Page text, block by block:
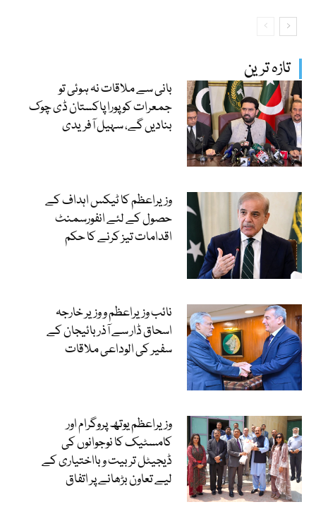
تازہ ترین
بانی سے ملاقات نہ ہوئی تو
جمعرات کو پورا پاکستان ڈی چوک
بنادیں گے، سہیل آفریدی
وزیراعظم کا ٹیکس اہداف کے
حصول کے لئے انفورسمنٹ
اقدامات تیز کرنے کا حکم
نائب وزیراعظم و وزیر خارجہ
اسحاق ڈار سے آذربائیجان کے
سفیر کی الوداعی ملاقات
وزیراعظم یوتھ پروگرام اور
کامسٹیک کا نوجوانوں کی
ڈیجیٹل تربیت و بااختیاری کے
لیے تعاون بڑھانے پر اتفاق